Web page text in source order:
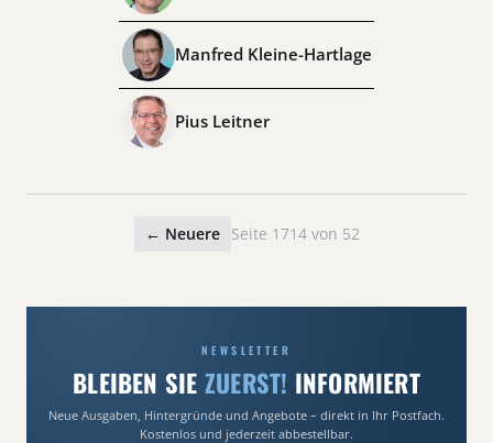
Manfred Kleine-Hartlage
Pius Leitner
← Neuere Seite 1714 von 52
NEWSLETTER
BLEIBEN SIE ZUERST! INFORMIERT
Neue Ausgaben, Hintergründe und Angebote – direkt in Ihr Postfach.
Kostenlos und jederzeit abbestellbar.